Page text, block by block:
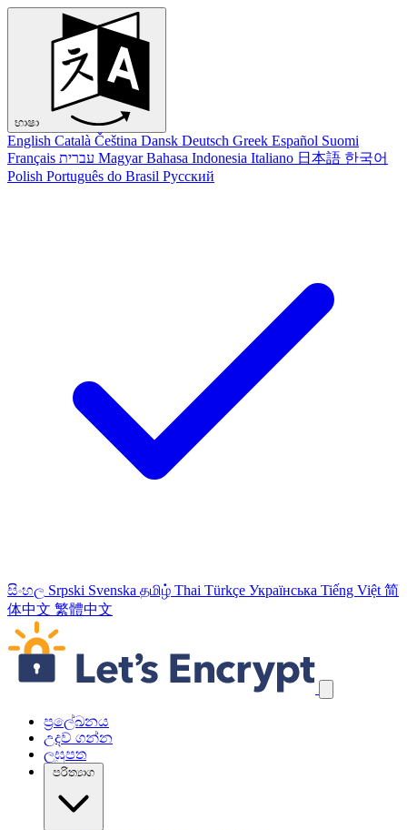
භාෂා
English Català Čeština Dansk Deutsch Greek Español Suomi
Français עברית Magyar Bahasa Indonesia Italiano 日本語 한국어
Polish Português do Brasil Русский
සිංහල Srpski Svenska தமிழ் Thai Türkçe Українська Tiếng Việt 简
体中文 繁體中文
යාත්‍රණ සබැඳි මඟහරින්න
ප්‍රලේඛනය
උදව් ගන්න
ලඝුපත
පරිත්‍යාග